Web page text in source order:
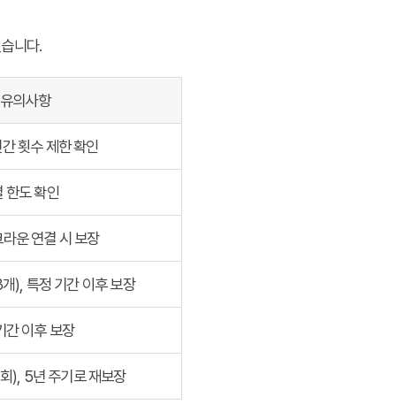
니다.
유의사항
횟수 제한 확인
한도 확인
운 연결 시 보장
), 특정 기간 이후 보장
간 이후 보장
), 5년 주기로 재보장